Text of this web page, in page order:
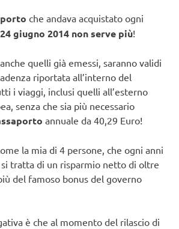
che andava acquistato ogni
giugno 2014 non serve più!
quelli già emessi, saranno validi
riportata all’interno del
i viaggi, inclusi quelli all’esterno
senza che sia più necessario
annuale da 40,29 Euro!
la mia di 4 persone, che ogni anni
si tratta di un risparmio netto di oltre
del famoso bonus del governo
è che al momento del rilascio di